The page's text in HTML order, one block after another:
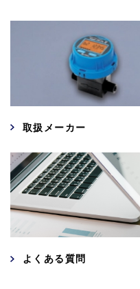
取扱メーカー
よくある質問